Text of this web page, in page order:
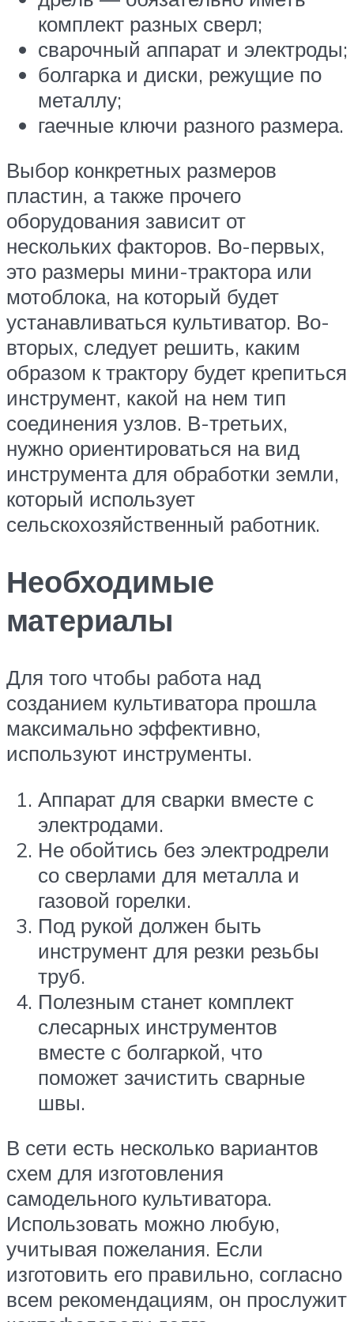
комплект разных сверл;
сварочный аппарат и электроды;
болгарка и диски, режущие по
металлу;
гаечные ключи разного размера.
Выбор конкретных размеров
пластин, а также прочего
оборудования зависит от
нескольких факторов. Во-первых,
это размеры мини-трактора или
мотоблока, на который будет
устанавливаться культиватор. Во-
вторых, следует решить, каким
образом к трактору будет крепиться
инструмент, какой на нем тип
соединения узлов. В-третьих,
нужно ориентироваться на вид
инструмента для обработки земли,
который использует
сельскохозяйственный работник.
Необходимые
материалы
Для того чтобы работа над
созданием культиватора прошла
максимально эффективно,
используют инструменты.
Аппарат для сварки вместе с
электродами.
Не обойтись без электродрели
со сверлами для металла и
газовой горелки.
Под рукой должен быть
инструмент для резки резьбы
труб.
Полезным станет комплект
слесарных инструментов
вместе с болгаркой, что
поможет зачистить сварные
швы.
В сети есть несколько вариантов
схем для изготовления
самодельного культиватора.
Использовать можно любую,
учитывая пожелания. Если
изготовить его правильно, согласно
всем рекомендациям, он прослужит